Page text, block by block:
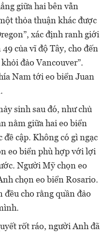
giữa hai bên vẫn
thỏa thuận khác được
xác định ranh giới
của vĩ độ Tây, cho đến
đảo Vancouver”.
Nam tới eo biển Juan
sinh sau đó, như chủ
nằm giữa hai eo biển
cập. Không có gì ngạc
eo biển phù hợp với lợi
Người Mỹ chọn eo
chọn eo biển Rosario.
cho rằng quần đảo
rốt ráo, người Anh đã